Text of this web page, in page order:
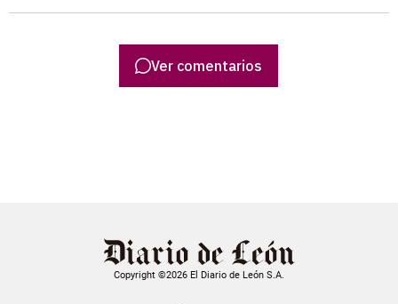
Ver comentarios
Copyright ©2026 El Diario de León S.A.